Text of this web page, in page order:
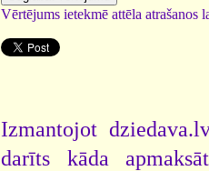
Vērtējums ietekmē attēla atrašanos
Izmantojot
darīts kāda